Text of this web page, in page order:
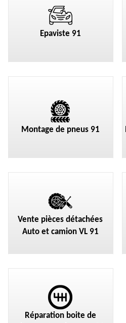
Epaviste 91
Montage de pneus 91
Vente pièces détachées
Auto et camion VL 91
Réparation boite de